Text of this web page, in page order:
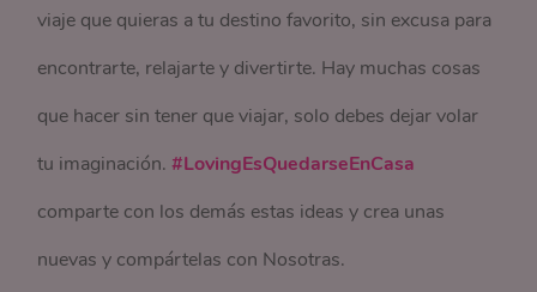
viaje que quieras a tu destino favorito, sin excusa para
encontrarte, relajarte y divertirte. Hay muchas cosas
que hacer sin tener que viajar, solo debes dejar volar
tu imaginación.#LovingEsQuedarseEnCasa
comparte con los demás estas ideas y crea unas
nuevas y compártelas con Nosotras.